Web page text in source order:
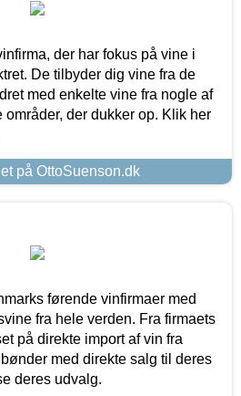
der har fokus på vine i
De tilbyder dig vine fra de
med enkelte vine fra nogle af
der dukker op. Klik her
på OttoSuenson.dk
førende vinfirmaer med
fra hele verden. Fra firmaets
på direkte import af vin fra
med direkte salg til deres
deres udvalg.